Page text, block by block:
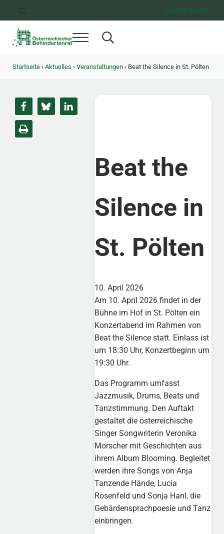
Leicht lesen
Menü Search...
Startseite › Aktuelles › Veranstaltungen ›Beat the Silence in St. Pölten
Beat the
Silence in
St. Pölten
10. April 2026
Am 10. April 2026 findet in der
Bühne im Hof in St. Pölten ein
Konzertabend im Rahmen von
Beat the Silence statt. Einlass ist
um 18:30 Uhr, Konzertbeginn um
19:30 Uhr.
Das Programm umfasst
Jazzmusik, Drums, Beats und
Tanzstimmung. Den Auftakt
gestaltet die österreichische
Singer Songwriterin Veronika
Morscher mit Geschichten aus
ihrem Album Blooming. Begleitet
werden ihre Songs von Anja
Tanzende Hände, Lucia
Rosenfeld und Sonja Hanl, die
Gebärdensprachpoesie und Tanz
einbringen.